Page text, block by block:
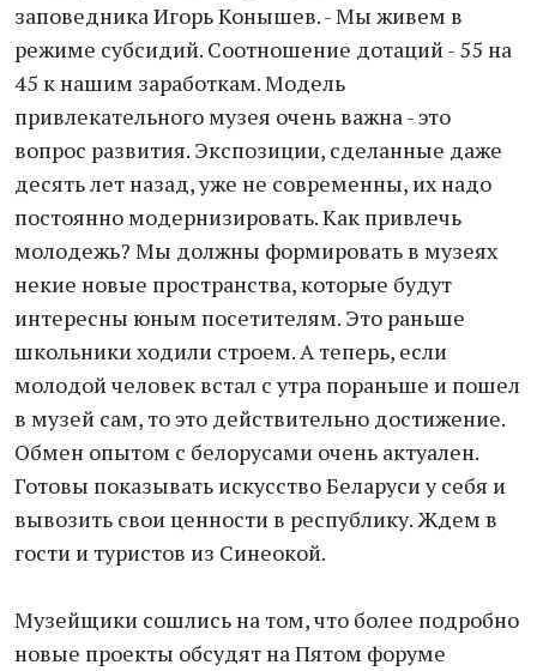
заповедника Игорь Конышев. - Мы живем в
режиме субсидий. Соотношение дотаций - 55 на
45 к нашим заработкам. Модель
привлекательного музея очень важна - это
вопрос развития. Экспозиции, сделанные даже
десять лет назад, уже не современны, их надо
постоянно модернизировать. Как привлечь
молодежь? Мы должны формировать в музеях
некие новые пространства, которые будут
интересны юным посетителям. Это раньше
школьники ходили строем. А теперь, если
молодой человек встал с утра пораньше и пошел
в музей сам, то это действительно достижение.
Обмен опытом с белорусами очень актуален.
Готовы показывать искусство Беларуси у себя и
вывозить свои ценности в республику. Ждем в
гости и туристов из Синеокой.
Музейщики сошлись на том, что более подробно
новые проекты обсудят на Пятом форуме